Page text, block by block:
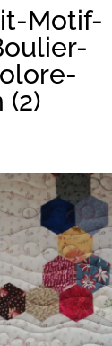
Motif-
(2)